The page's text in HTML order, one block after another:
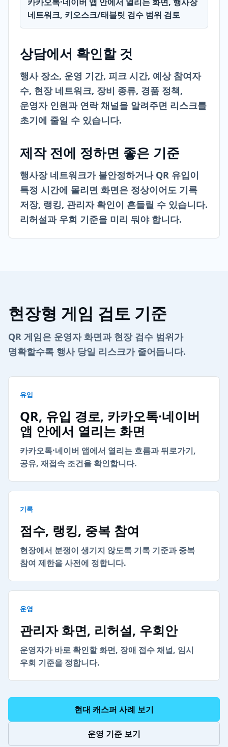
네트워크, 키오스크/태블릿 검수 범위 검토
상담에서 확인할 것
행사 장소, 운영 기간, 피크 시간, 예상 참여자
수, 현장 네트워크, 장비 종류, 경품 정책,
운영자 인원과 연락 채널을 알려주면 리스크를
초기에 줄일 수 있습니다.
제작 전에 정하면 좋은 기준
행사장 네트워크가 불안정하거나 QR 유입이
특정 시간에 몰리면 화면은 정상이어도 기록
저장, 랭킹, 관리자 확인이 흔들릴 수 있습니다.
리허설과 우회 기준을 미리 둬야 합니다.
현장형 게임 검토 기준
QR 게임은 운영자 화면과 현장 검수 범위가
명확할수록 행사 당일 리스크가 줄어듭니다.
유입
QR, 유입 경로, 카카오톡·네이버
앱 안에서 열리는 화면
카카오톡·네이버 앱에서 열리는 흐름과 뒤로가기,
공유, 재접속 조건을 확인합니다.
기록
점수, 랭킹, 중복 참여
현장에서 분쟁이 생기지 않도록 기록 기준과 중복
참여 제한을 사전에 정합니다.
운영
관리자 화면, 리허설, 우회안
운영자가 바로 확인할 화면, 장애 접수 채널, 임시
우회 기준을 정합니다.
현대 캐스퍼 사례 보기
운영 기준 보기